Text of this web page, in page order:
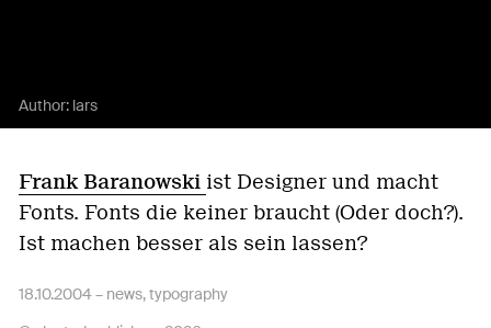
Author: lars
Frank Baranowski ist Designer und macht
Fonts. Fonts die keiner braucht (Oder doch?).
Ist machen besser als sein lassen?
18.10.2004 – news,typography